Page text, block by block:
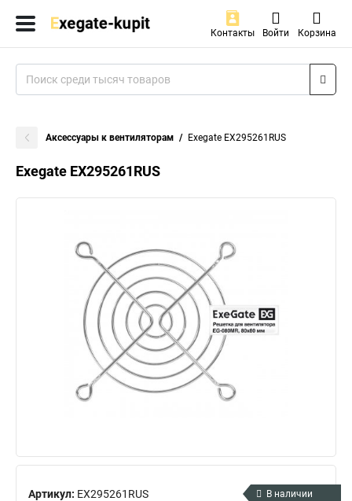
Контакты Войти Корзина
Аксессуары к вентиляторам Exegate EX295261RUS
Exegate EX295261RUS
Артикул: EX295261RUS В наличии